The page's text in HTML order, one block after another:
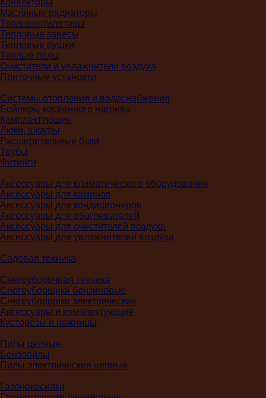
Конвекторы
Масляные радиаторы
Тепловентиляторы
Тепловые завесы
Тепловые пушки
Теплые полы
Очистители и увлажнители воздуха
Приточные установки
Системы отопления и водоснабжения
Бойлеры косвенного нагрева
Комплектующие
Люки, шкафы
Расширительные баки
Трубы
Фитинги
Аксессуары для климатического оборудования
Аксессуары для каминов
Аксессуары для кондиционеров
Аксессуары для обогревателей
Аксессуары для очистителей воздуха
Аксессуары для увлажнителей воздуха
Садовая техника
Снегоуборочная техника
Снегоуборщики бензиновые
Снегоуборщики электрические
Аксессуары и комплектующие
Кусторезы и ножницы
Пилы цепные
Бензопилы
Пилы электрические цепные
Газонокосилки